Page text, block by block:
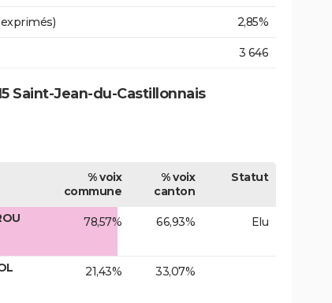
2,85%
3 646
Saint-Jean-du-Castillonnais
% voix
commune
% voix
canton
Statut
78,57% 66,93% Elu
21,43% 33,07%